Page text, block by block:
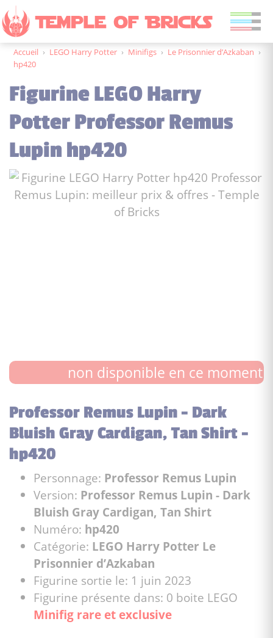
Accueil › LEGO Harry Potter › Minifigs › Le Prisonnier d’Azkaban ›
hp420
Figurine LEGO Harry
Potter Professor Remus
Lupin hp420
non disponible en ce moment
Professor Remus Lupin - Dark
Bluish Gray Cardigan, Tan Shirt -
hp420
Personnage: Professor Remus Lupin
Version: Professor Remus Lupin - Dark
Bluish Gray Cardigan, Tan Shirt
Numéro: hp420
Catégorie: LEGO Harry Potter Le
Prisonnier d’Azkaban
Figurine sortie le: 1 juin 2023
Figurine présente dans: 0 boite LEGO
Minifig rare et exclusive